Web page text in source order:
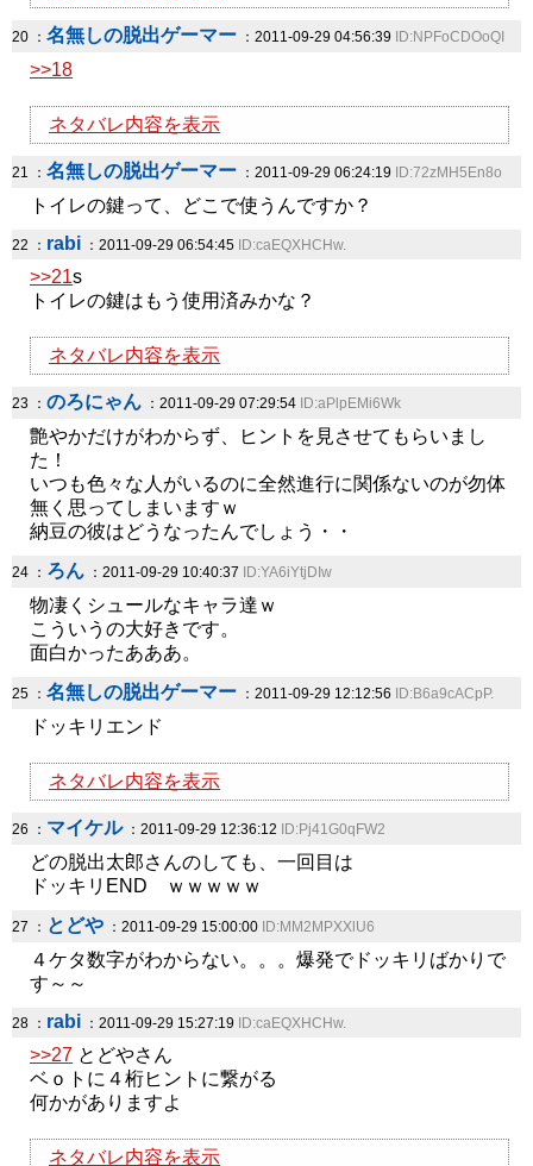
20 ： 名無しの脱出ゲーマー ：2011-09-29 04:56:39 ID:NPFoCDOoQI
>>18
ネタバレ内容を表示
21 ： 名無しの脱出ゲーマー ：2011-09-29 06:24:19 ID:72zMH5En8o
トイレの鍵って、どこで使うんですか？
22 ： rabi ：2011-09-29 06:54:45 ID:caEQXHCHw.
>>21s
トイレの鍵はもう使用済みかな？
ネタバレ内容を表示
23 ： のろにゃん ：2011-09-29 07:29:54 ID:aPlpEMi6Wk
艶やかだけがわからず、ヒントを見させてもらいまし
た！
いつも色々な人がいるのに全然進行に関係ないのが勿体
無く思ってしまいますｗ
納豆の彼はどうなったんでしょう・・
24 ： ろん ：2011-09-29 10:40:37 ID:YA6iYtjDIw
物凄くシュールなキャラ達ｗ
こういうの大好きです。
面白かったあああ。
25 ： 名無しの脱出ゲーマー ：2011-09-29 12:12:56 ID:B6a9cACpP.
ドッキリエンド
ネタバレ内容を表示
26 ： マイケル：2011-09-29 12:36:12 ID:Pj41G0qFW2
どの脱出太郎さんのしても、一回目は
ドッキリEND ｗｗｗｗｗ
27 ： とどや ：2011-09-29 15:00:00 ID:MM2MPXXlU6
４ケタ数字がわからない。。。爆発でドッキリばかりで
す～～
28 ： rabi ：2011-09-29 15:27:19 ID:caEQXHCHw.
>>27 とどやさん
ベｏトに４桁ヒントに繋がる
何かがありますよ
ネタバレ内容を表示